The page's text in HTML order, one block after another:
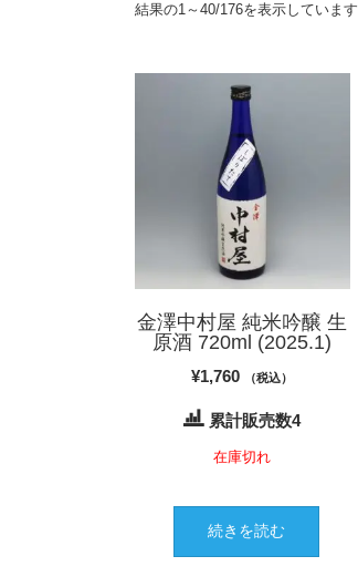
結果の1～40/176を表示しています
金澤中村屋 純米吟醸 生
原酒 720ml (2025.1)
¥1,760 （税込）
累計販売数4
在庫切れ
続きを読む